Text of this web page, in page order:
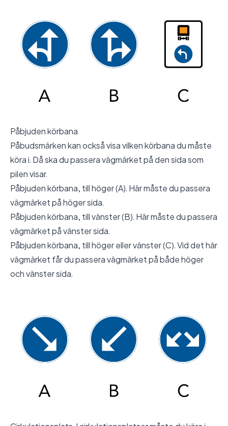
Påbjuden körbana
Påbudsmärken kan också visa vilken körbana du måste
köra i. Då ska du passera vägmärket på den sida som
pilen visar.
Påbjuden körbana, till höger (A). Här måste du passera
vägmärket på höger sida.
Påbjuden körbana, till vänster (B). Här måste du passera
vägmärket på vänster sida.
Påbjuden körbana, till höger eller vänster (C). Vid det här
vägmärket får du passera vägmärket på både höger
och vänster sida.